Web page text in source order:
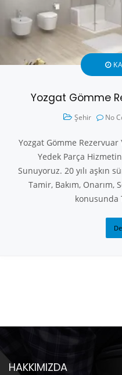
Yozgat Gömme
Şehir No
Yozgat Gömme
Yedek Parça
Sunuyoruz. 20 yılı aşkın
Tamir, Bakım, Onarım,
konusunda
HAKKIMIZDA